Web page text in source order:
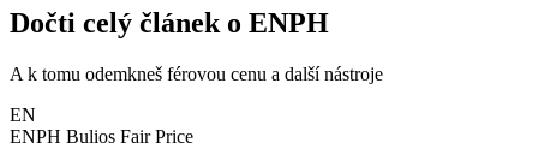
Dočti celý článek o ENPH
A k tomu odemkneš férovou cenu a další nástroje
EN
ENPH Bulios Fair Price